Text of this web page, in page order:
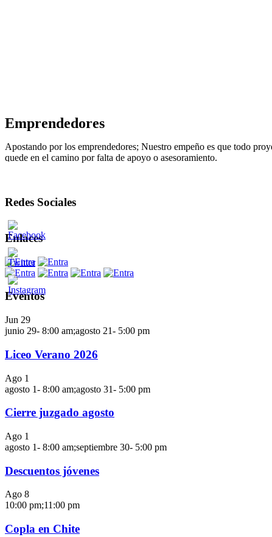
Emprendedores
Apostando por los emprendedores; Nuestro empeño es que todo
quede en el camino por falta de apoyo o asesoramiento.
Redes Sociales
Enlaces
Eventos
Jun 29
junio 29- 8:00 am;agosto 21- 5:00 pm
Liceo Verano 2026
Ago 1
agosto 1- 8:00 am;agosto 31- 5:00 pm
Cierre juzgado agosto
Ago 1
agosto 1- 8:00 am;septiembre 30- 5:00 pm
Descuentos jóvenes
Ago 8
10:00 pm;11:00 pm
Copla en Chite